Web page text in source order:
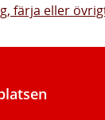
färja eller